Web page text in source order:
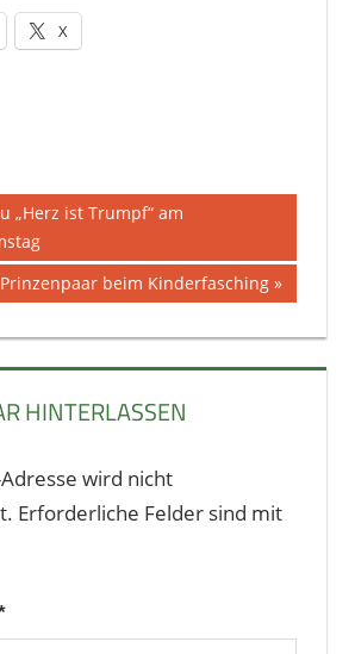
X
„Herz ist Trumpf“ am
Nächster
Prinzenpaar beim Kinderfasching
HINTERLASSEN
wird nicht
Erforderliche Felder sind mit